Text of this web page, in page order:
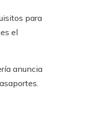
para
el
anuncia